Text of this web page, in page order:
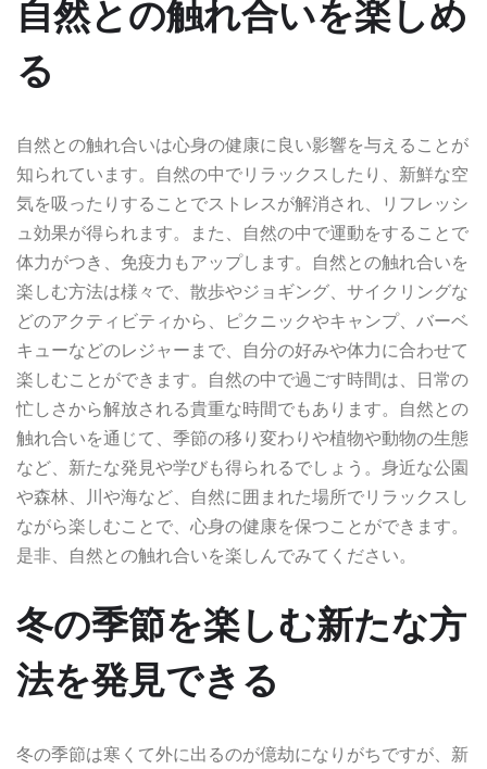
自然との触れ合いを楽しめ
る
自然との触れ合いは心身の健康に良い影響を与えることが
知られています。自然の中でリラックスしたり、新鮮な空
気を吸ったりすることでストレスが解消され、リフレッシ
ュ効果が得られます。また、自然の中で運動をすることで
体力がつき、免疫力もアップします。自然との触れ合いを
楽しむ方法は様々で、散歩やジョギング、サイクリングな
どのアクティビティから、ピクニックやキャンプ、バーベ
キューなどのレジャーまで、自分の好みや体力に合わせて
楽しむことができます。自然の中で過ごす時間は、日常の
忙しさから解放される貴重な時間でもあります。自然との
触れ合いを通じて、季節の移り変わりや植物や動物の生態
など、新たな発見や学びも得られるでしょう。身近な公園
や森林、川や海など、自然に囲まれた場所でリラックスし
ながら楽しむことで、心身の健康を保つことができます。
是非、自然との触れ合いを楽しんでみてください。
冬の季節を楽しむ新たな方
法を発見できる
冬の季節は寒くて外に出るのが億劫になりがちですが、新